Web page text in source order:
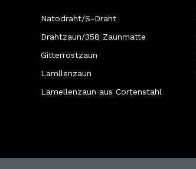
Natodraht/S-Draht
Drahtzaun/358 Zaunmatte
Gitterrostzaun
Lamllenzaun
Lamellenzaun aus Cortenstahl